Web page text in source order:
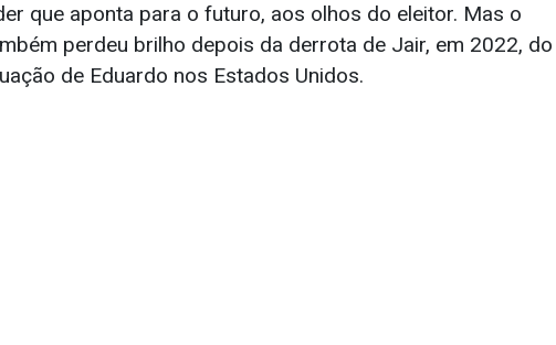
que aponta para o futuro, aos olhos do eleitor. Mas o
perdeu brilho depois da derrota de Jair, em 2022, do
de Eduardo nos Estados Unidos.